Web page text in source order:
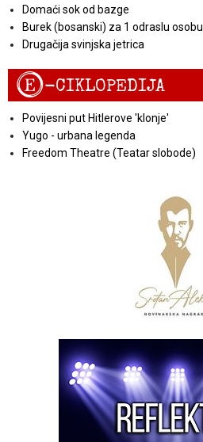
Domaći sok od bazge
Burek (bosanski) za 1 odraslu osobu
Drugačija svinjska jetrica
E-CIKLOPEDIJA
Povijesni put Hitlerove 'klonje'
Yugo - urbana legenda
Freedom Theatre (Teatar slobode)